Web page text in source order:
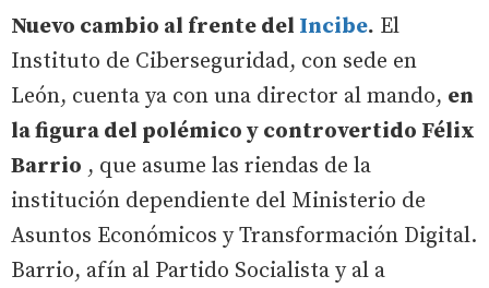
Nuevo cambio al frente del Incibe. El
Instituto de Ciberseguridad, con sede en
León, cuenta ya con una director al mando, en
la figura del polémico y controvertido Félix
Barrio , que asume las riendas de la
institución dependiente del Ministerio de
Asuntos Económicos y Transformación Digital.
Barrio, afín al Partido Socialista y al a